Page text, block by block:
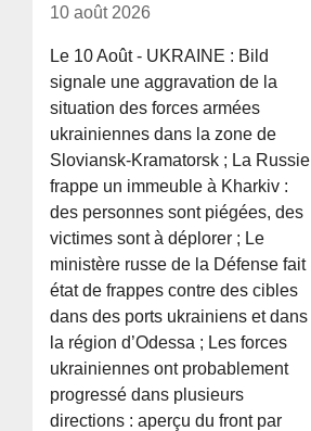
10 août 2026
Le 10 Août - UKRAINE : Bild
signale une aggravation de la
situation des forces armées
ukrainiennes dans la zone de
Sloviansk-Kramatorsk ; La Russie
frappe un immeuble à Kharkiv :
des personnes sont piégées, des
victimes sont à déplorer ; Le
ministère russe de la Défense fait
état de frappes contre des cibles
dans des ports ukrainiens et dans
la région d’Odessa ; Les forces
ukrainiennes ont probablement
progressé dans plusieurs
directions : aperçu du front par